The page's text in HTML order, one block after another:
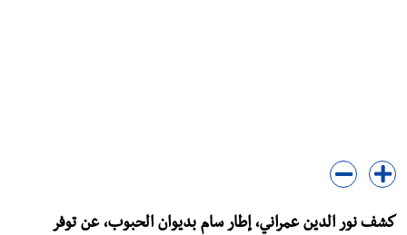
كشف نور الدين عمراني، إطار سام بديوان الحبوب، عن توفر